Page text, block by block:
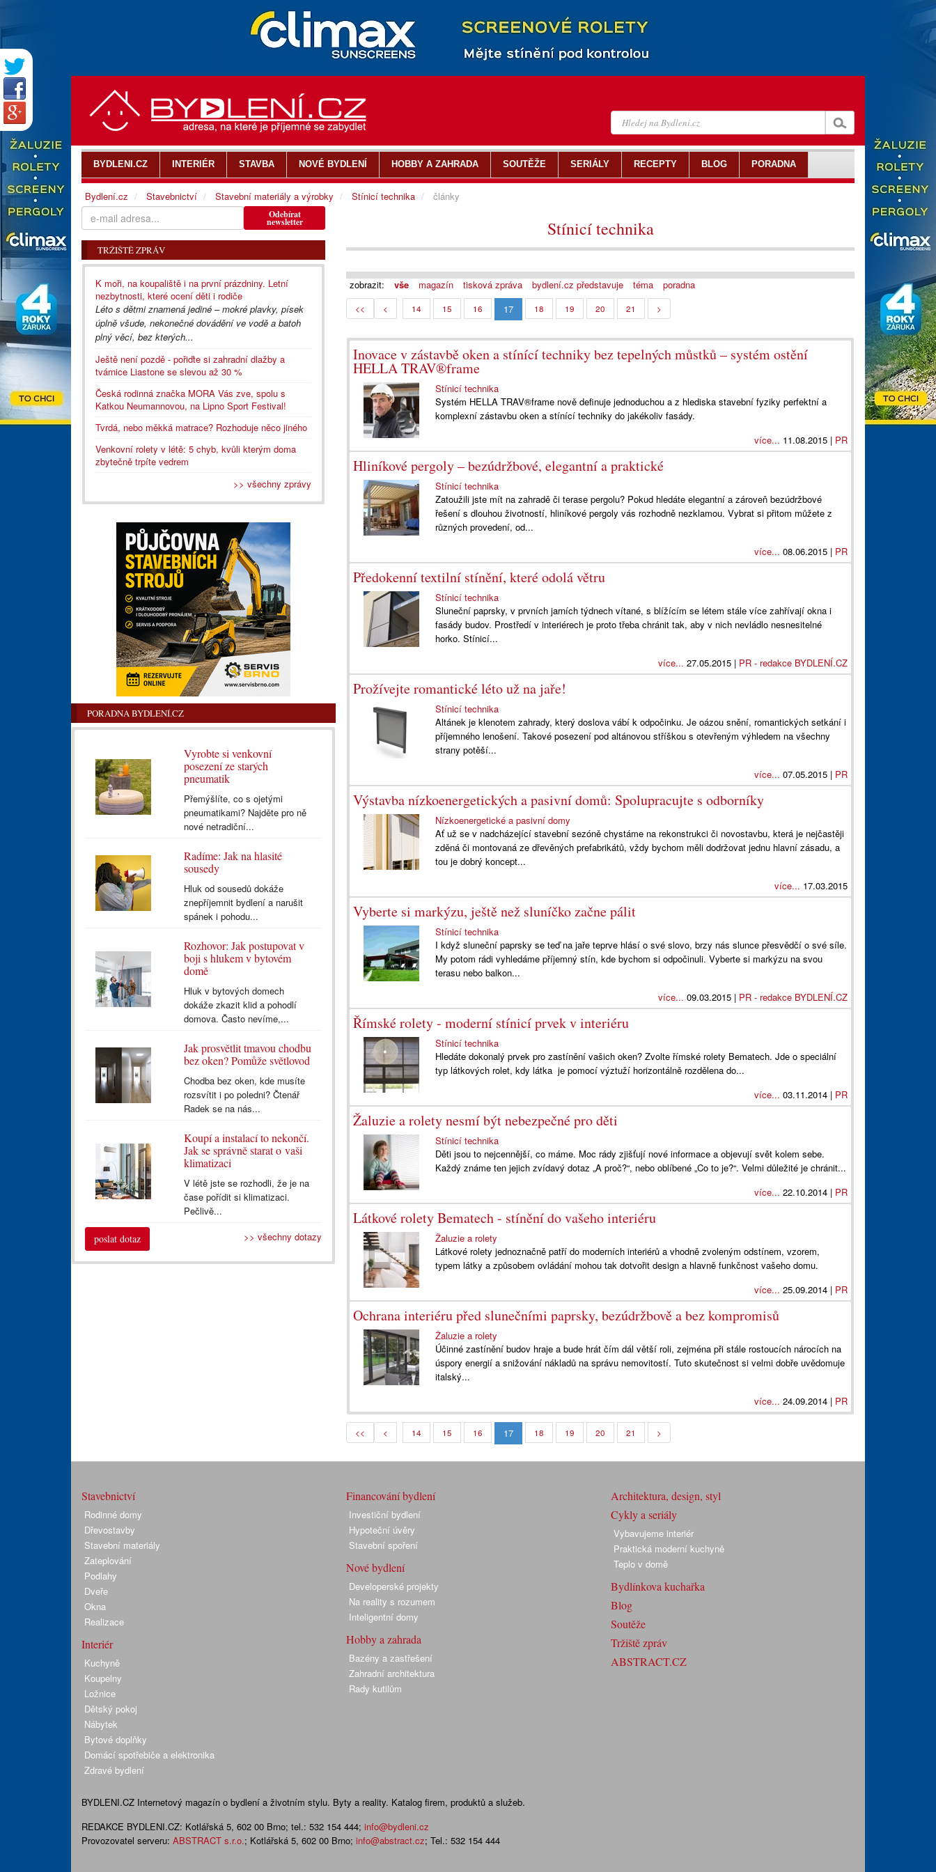
Stínicí technika
zobrazit: vše magazín tisková zpráva bydlení.cz představuje téma poradna
<< < 14 15 16 17 18 19 20 21 >
Inovace v zástavbě oken a stínící techniky bez tepelných můstků – systém ostění
HELLA TRAV®frame
Stínicí technika
Systém HELLA TRAV®frame nově definuje jednoduchou a z hlediska stavební fyziky perfektní a
komplexní zástavbu oken a stínící techniky do jakékoliv fasády.
více... 11.08.2015 | PR
Hliníkové pergoly – bezúdržbové, elegantní a praktické
Stínicí technika
Zatoužili jste mít na zahradě či terase pergolu? Pokud hledáte elegantní a zároveň bezúdržbové
řešení s dlouhou životností, hliníkové pergoly vás rozhodně nezklamou. Vybrat si přitom můžete z
různých provedení, od...
více... 08.06.2015 | PR
Předokenní textilní stínění, které odolá větru
Stínicí technika
Sluneční paprsky, v prvních jarních týdnech vítané, s blížícím se létem stále více zahřívají okna i
fasády budov. Prostředí v interiérech je proto třeba chránit tak, aby v nich nevládlo nesnesitelné
horko. Stínicí...
více... 27.05.2015 | PR - redakce BYDLENÍ.CZ
Prožívejte romantické léto už na jaře!
Stínicí technika
Altánek je klenotem zahrady, který doslova vábí k odpočinku. Je oázou snění, romantických setkání i
příjemného lenošení. Takové posezení pod altánovou stříškou s otevřeným výhledem na všechny
strany potěší...
více... 07.05.2015 | PR
Výstavba nízkoenergetických a pasivní domů: Spolupracujte s odborníky
Nízkoenergetické a pasivní domy
Ať už se v nadcházející stavební sezóně chystáme na rekonstrukci či novostavbu, která je nejčastěji
zděná či montovaná ze dřevěných prefabrikátů, vždy bychom měli dodržovat jednu hlavní zásadu, a
tou je dobrý koncept...
více... 17.03.2015
Vyberte si markýzu, ještě než sluníčko začne pálit
Stínicí technika
I když sluneční paprsky se teď na jaře teprve hlásí o své slovo, brzy nás slunce přesvědčí o své síle.
My potom rádi vyhledáme příjemný stín, kde bychom si odpočinuli. Vyberte si markýzu na svou
terasu nebo balkon...
více... 09.03.2015 | PR - redakce BYDLENÍ.CZ
Římské rolety - moderní stínicí prvek v interiéru
Stínicí technika
Hledáte dokonalý prvek pro zastínění vašich oken? Zvolte římské rolety Bematech. Jde o speciální
typ látkových rolet, kdy látka je pomocí výztuží horizontálně rozdělena do...
více... 03.11.2014 | PR
Žaluzie a rolety nesmí být nebezpečné pro děti
Stínicí technika
Děti jsou to nejcennější, co máme. Moc rády zjišťují nové informace a objevují svět kolem sebe.
Každý známe ten jejich zvídavý dotaz „A proč?“, nebo oblíbené „Co to je?“. Velmi důležité je chránit...
více... 22.10.2014 | PR
Látkové rolety Bematech - stínění do vašeho interiéru
Žaluzie a rolety
Látkové rolety jednoznačně patří do moderních interiérů a vhodně zvoleným odstínem, vzorem,
typem látky a způsobem ovládání mohou tak dotvořit design a hlavně funkčnost vašeho domu.
více... 25.09.2014 | PR
Ochrana interiéru před slunečními paprsky, bezúdržbově a bez kompromisů
Žaluzie a rolety
Účinné zastínění budov hraje a bude hrát čím dál větší roli, zejména při stále rostoucích nárocích na
úspory energií a snižování nákladů na správu nemovitostí. Tuto skutečnost si velmi dobře uvědomuje
italský...
více... 24.09.2014 | PR
<< < 14 15 16 17 18 19 20 21 >
Odebírat
newsletter
TRŽIŠTĚ ZPRÁV
K moři, na koupaliště i na první prázdniny. Letní
nezbytnosti, které ocení děti i rodiče
Léto s dětmi znamená jediné – mokré plavky, písek
úplně všude, nekonečné dovádění ve vodě a batoh
plný věcí, bez kterých...
Ještě není pozdě - pořiďte si zahradní dlažby a
tvárnice Liastone se slevou až 30 %
Česká rodinná značka MORA Vás zve, spolu s
Katkou Neumannovou, na Lipno Sport Festival!
Tvrdá, nebo měkká matrace? Rozhoduje něco jiného
Venkovní rolety v létě: 5 chyb, kvůli kterým doma
zbytečně trpíte vedrem
>> všechny zprávy
PORADNA BYDLENÍ.CZ
Vyrobte si venkovní
posezení ze starých
pneumatik
Přemýšlíte, co s ojetými
pneumatikami? Najděte pro ně
nové netradiční...
Radíme: Jak na hlasité
sousedy
Hluk od sousedů dokáže
znepříjemnit bydlení a narušit
spánek i pohodu...
Rozhovor: Jak postupovat v
boji s hlukem v bytovém
domě
Hluk v bytových domech
dokáže zkazit klid a pohodlí
domova. Často nevíme,...
Jak prosvětlit tmavou chodbu
bez oken? Pomůže světlovod
Chodba bez oken, kde musíte
rozsvítit i po poledni? Čtenář
Radek se na nás...
Koupí a instalací to nekončí.
Jak se správně starat o vaši
klimatizaci
V létě jste se rozhodli, že je na
čase pořídit si klimatizaci.
Pečlivě...
poslat dotaz >> všechny dotazy
BYDLENI.CZ INTERIÉR STAVBA NOVÉ BYDLENÍ HOBBY A ZAHRADA SOUTĚŽE SERIÁLY RECEPTY BLOG PORADNA
Bydlení.cz Stavebnictví Stavební materiály a výrobky Stínicí technika články
Stavebnictví
Rodinné domy
Dřevostavby
Stavební materiály
Zateplování
Podlahy
Dveře
Okna
Realizace
Interiér
Kuchyně
Koupelny
Ložnice
Dětský pokoj
Nábytek
Bytové doplňky
Domácí spotřebiče a elektronika
Zdravé bydlení
Financování bydlení
Investiční bydlení
Hypoteční úvěry
Stavební spoření
Nové bydlení
Developerské projekty
Na reality s rozumem
Inteligentní domy
Hobby a zahrada
Bazény a zastřešení
Zahradní architektura
Rady kutilům
Architektura, design, styl
Cykly a seriály
Vybavujeme interiér
Praktická moderní kuchyně
Teplo v domě
Bydlínkova kuchařka
Blog
Soutěže
Tržiště zpráv
ABSTRACT.CZ
BYDLENI.CZ Internetový magazín o bydlení a životním stylu. Byty a reality. Katalog firem, produktů a služeb.
REDAKCE BYDLENI.CZ: Kotlářská 5, 602 00 Brno; tel.: 532 154 444; info@bydleni.cz
Provozovatel serveru: ABSTRACT s.r.o.; Kotlářská 5, 602 00 Brno; info@abstract.cz; Tel.: 532 154 444